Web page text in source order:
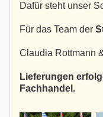
Dafür steht unser
Für das Team der
Claudia Rottmann
Lieferungen
Fachhandel.